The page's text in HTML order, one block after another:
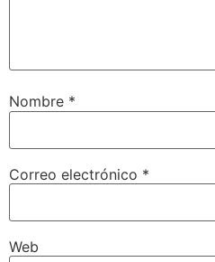
Nombre *
Correo electrónico *
Web